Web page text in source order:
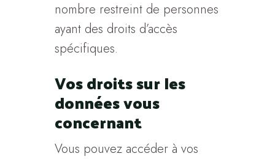
nombre restreint de personnes
ayant des droits d’accès
spécifiques.
Vos droits sur les
données vous
concernant
Vous pouvez accéder à vos